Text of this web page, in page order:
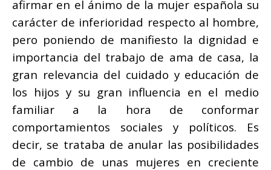
afirmar en el ánimo de la mujer española su
carácter de inferioridad respecto al hombre,
pero poniendo de manifiesto la dignidad e
importancia del trabajo de ama de casa, la
gran relevancia del cuidado y educación de
los hijos y su gran influencia en el medio
familiar a la hora de conformar
comportamientos sociales y políticos. Es
decir, se trataba de anular las posibilidades
de cambio de unas mujeres en creciente